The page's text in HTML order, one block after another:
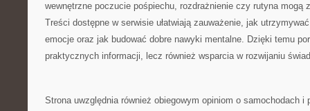
wewnętrzne poczucie pośpiechu, rozdrażnienie czy rutyna mogą
Treści dostępne w serwisie ułatwiają zauważenie, jak
emocje oraz jak budować dobre nawyki mentalne. Dzięki temu
praktycznych informacji, lecz również wsparcia w rozwijaniu
Strona uwzględnia również obiegowym opiniom o samochodach i